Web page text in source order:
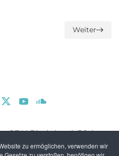
zu ermöglichen, verwenden wir
Weiter
CDU Rheinland-Pfalz
Datenschutz